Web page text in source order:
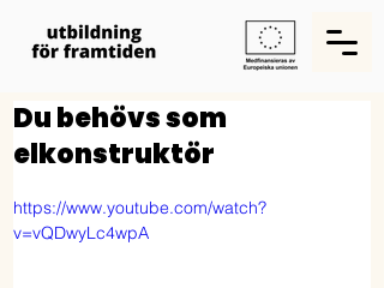
Du behövs som
elkonstruktör
https://www.youtube.com/watch?
v=vQDwyLc4wpA